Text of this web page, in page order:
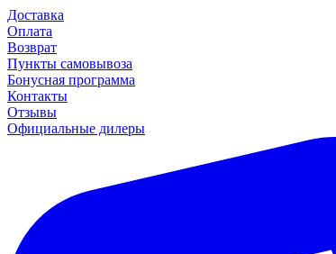
Доставка
Оплата
Возврат
Пункты самовывоза
Бонусная программа
Контакты
Отзывы
Официальные дилеры